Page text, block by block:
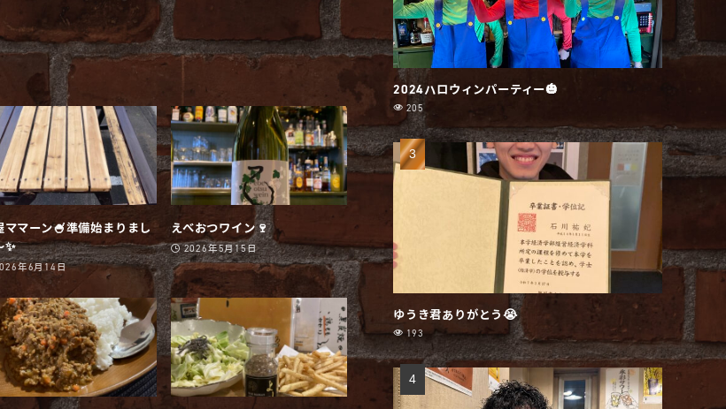
ママーン🍧準備始まりまし
✨
年6月14日
えべおつワイン🍷
2026年5月15日
2024ハロウィンパーティー🎃
205
ゆうき君ありがとう😭
193